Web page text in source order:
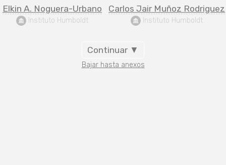
Elkin A. Noguera-Urbano
Instituto Humboldt
Carlos Jair Muñoz Rodriguez
Instituto Humboldt
Continuar ▼
Bajar hasta anexos